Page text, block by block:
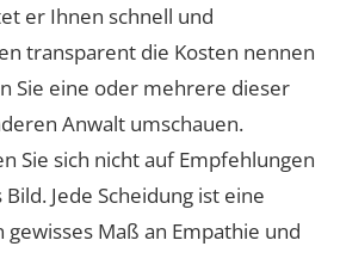
er Ihnen schnell und
transparent die Kosten nennen
Sie eine oder mehrere dieser
Anwalt umschauen.
Sie sich nicht auf Empfehlungen
Jede Scheidung ist eine
Maß an Empathie und